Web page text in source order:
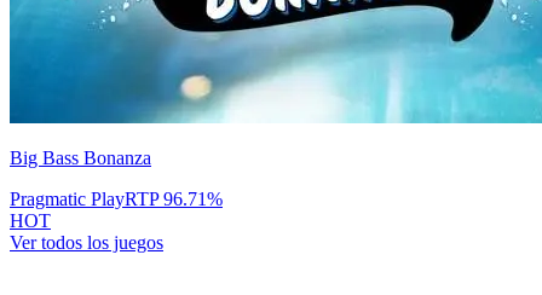
Big Bass Bonanza
Pragmatic PlayRTP96.71%
HOT
Ver todos los juegos